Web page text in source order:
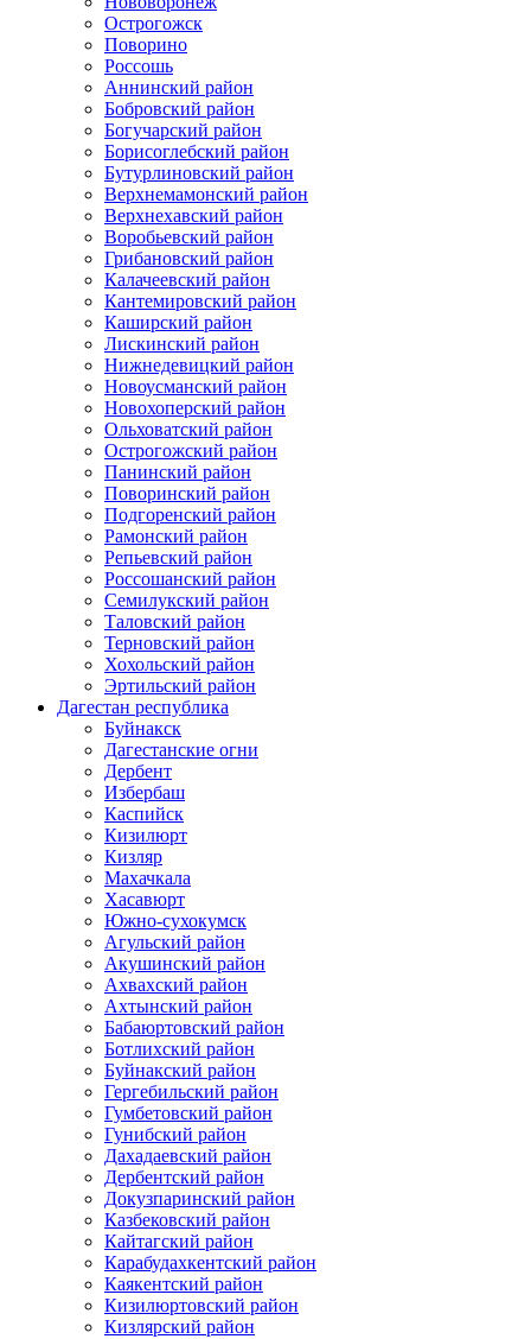
Острогожск
Поворино
Россошь
Аннинский район
Бобровский район
Богучарский район
Борисоглебский район
Бутурлиновский район
Верхнемамонский район
Верхнехавский район
Воробьевский район
Грибановский район
Калачеевский район
Кантемировский район
Каширский район
Лискинский район
Нижнедевицкий район
Новоусманский район
Новохоперский район
Ольховатский район
Острогожский район
Панинский район
Поворинский район
Подгоренский район
Рамонский район
Репьевский район
Россошанский район
Семилукский район
Таловский район
Терновский район
Хохольский район
Эртильский район
Дагестан республика
Буйнакск
Дагестанские огни
Дербент
Избербаш
Каспийск
Кизилюрт
Кизляр
Махачкала
Хасавюрт
Южно-сухокумск
Агульский район
Акушинский район
Ахвахский район
Ахтынский район
Бабаюртовский район
Ботлихский район
Буйнакский район
Гергебильский район
Гумбетовский район
Гунибский район
Дахадаевский район
Дербентский район
Докузпаринский район
Казбековский район
Кайтагский район
Карабудахкентский район
Каякентский район
Кизилюртовский район
Кизлярский район